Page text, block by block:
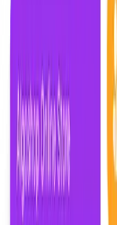
最も成功して
どちらかを選
ます：
ティア1：AI
80%）
AIチャットボッ
送状況、返品ポ
ードのトラブ